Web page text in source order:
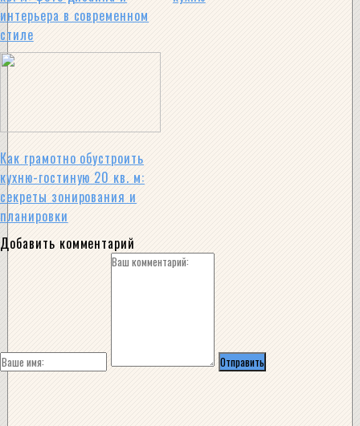
интерьера в современном
стиле
Как грамотно обустроить
кухню-гостиную 20 кв. м:
секреты зонирования и
планировки
Добавить комментарий